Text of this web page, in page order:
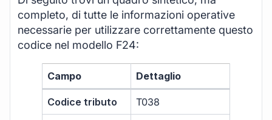
completo, di tutte le informazioni operative
necessarie per utilizzare correttamente questo
codice nel modello F24:
Campo Dettaglio
Codice tributo T038